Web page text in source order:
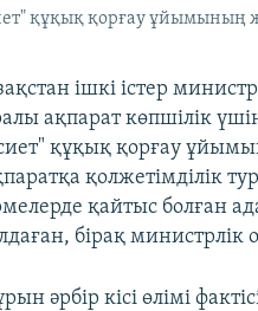
құқық қорғау ұйымының
ішкі істер
ақпарат көпшілік
құқық қорғау
қолжетімділік
қайтыс болған
бірақ министрлік
әрбір кісі өлімі